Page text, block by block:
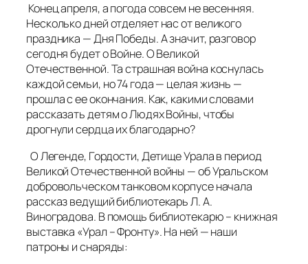
Конец апреля, а погода совсем не весенняя.
Несколько дней отделяет нас от великого
праздника — Дня Победы. А значит, разговор
сегодня будет о Войне. О Великой
Отечественной. Та страшная война коснулась
каждой семьи, но 74 года — целая жизнь —
прошла с ее окончания. Как, какими словами
рассказать детям о Людях Войны, чтобы
дрогнули сердца их благодарно?
О Легенде, Гордости, Детище Урала в период
Великой Отечественной войны — об Уральском
добровольческом танковом корпусе начала
рассказ ведущий библиотекарь Л. А.
Виноградова. В помощь библиотекарю – книжная
выставка «Урал – Фронту». На ней — наши
патроны и снаряды: